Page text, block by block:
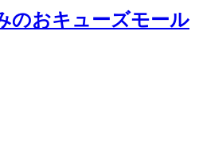
のおキューズモール